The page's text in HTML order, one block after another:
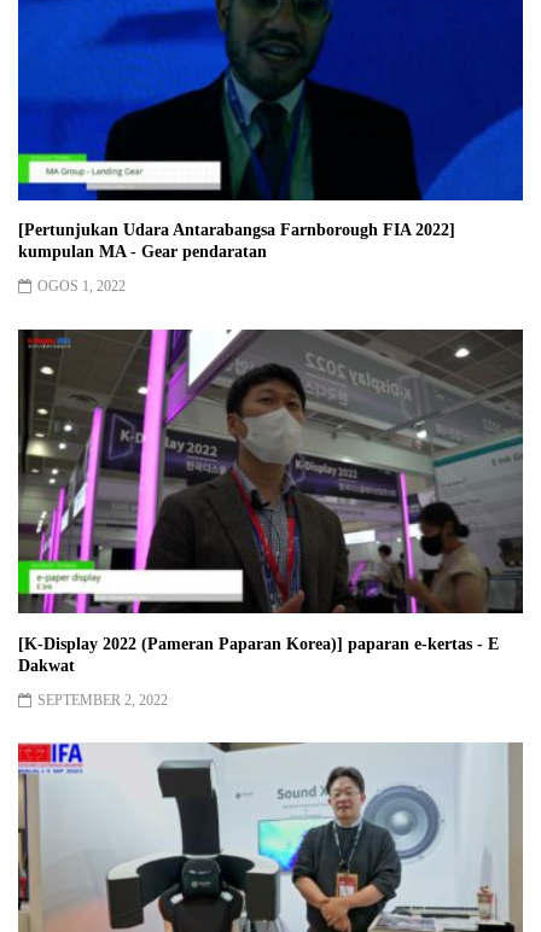
[Pertunjukan Udara Antarabangsa Farnborough FIA 2022]
kumpulan MA - Gear pendaratan
OGOS 1, 2022
[K-Display 2022 (Pameran Paparan Korea)] paparan e-kertas - E
Dakwat
SEPTEMBER 2, 2022